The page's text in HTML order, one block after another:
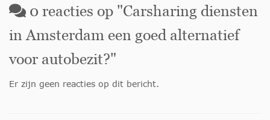
0 reacties op "Carsharing diensten
in Amsterdam een goed alternatief
voor autobezit?"
Er zijn geen reacties op dit bericht.